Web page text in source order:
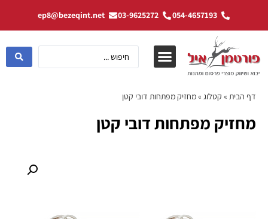
054-4657193
03-9625272
ep8@bezeqint.net
דף הבית » קטלוג »מחזיק מפתחות דובי קטן
מחזיק מפתחות דובי קטן